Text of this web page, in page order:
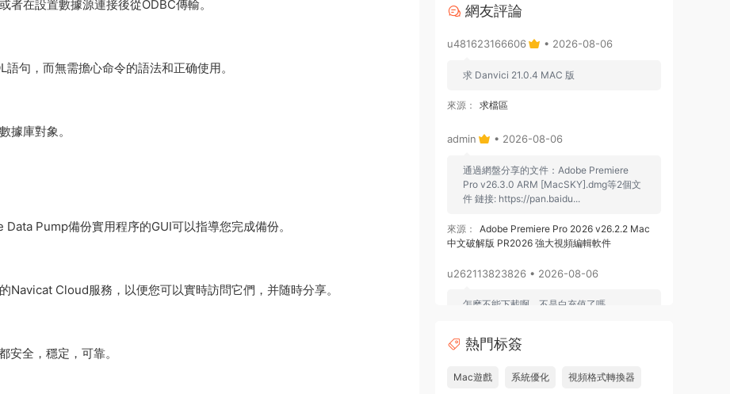
在設置數據源連接後從ODBC傳輸。
句，而無需擔心命令的語法和正确使用。
據庫對象。
Pump備份實用程序的GUI可以指導您完成備份。
Navicat Cloud服務，以便您可以實時訪問它們，并随時分享。
安全，穩定，可靠。
網友評論
u481623166606 • 2026-08-06
求 Danvici 21.0.4 MAC 版
來源： 求檔區
admin • 2026-08-06
通過網盤分享的文件：Adobe Premiere
Pro v26.3.0 ARM [MacSKY].dmg等2個文
件 鏈接: https://pan.baidu...
來源：
Adobe Premiere Pro 2026 v26.2.2 Mac
中文破解版 PR2026 強大視頻編輯軟件
u262113823826 • 2026-08-06
怎麽不能下載啊，不是白充值了嗎
來源：
Adobe Premiere Pro 2026 v26.2.2 Mac
中文破解版 PR2026 強大視頻編輯軟件
u604731536624 • 2026-07-15
熱門标簽
Mac遊戲 系統優化 視頻格式轉換器